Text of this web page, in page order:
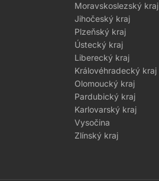
Moravskoslezský kraj
Jihočeský kraj
Plzeňský kraj
Ústecký kraj
Liberecký kraj
Královéhradecký kraj
Olomoucký kraj
Pardubický kraj
Karlovarský kraj
Vysočina
Zlínský kraj